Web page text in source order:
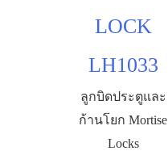
LOCK
LH1033
ลูกบิดประตูและ
ก้านโยก Mortise
Locks